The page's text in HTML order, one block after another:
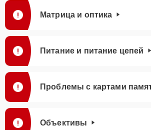
Матрица и оптика
Питание и питание цепей
Проблемы с картами
Объективы